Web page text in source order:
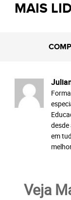
MAIS
desde
em
Veja